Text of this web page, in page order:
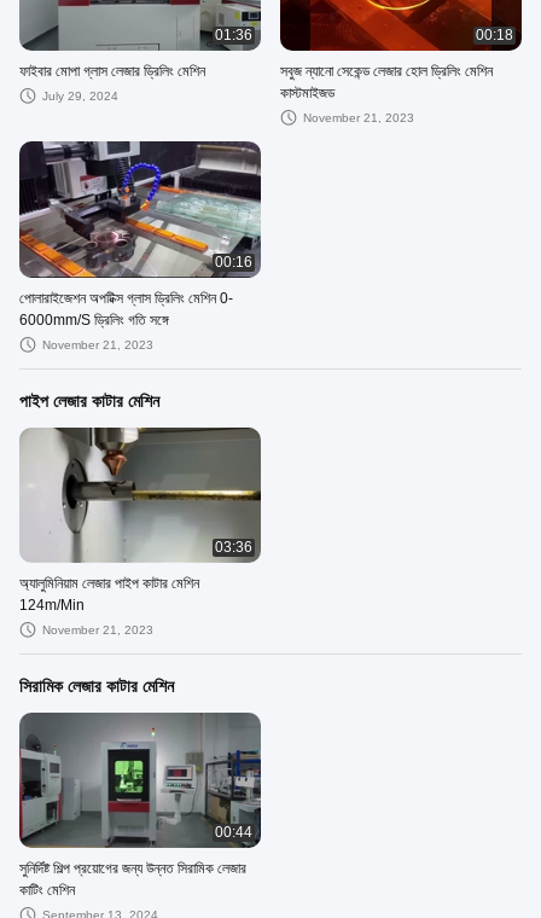
01:36
ফাইবার মোপা গ্লাস লেজার ড্রিলিং মেশিন
July 29, 2024
00:18
সবুজ ন্যানো সেকেন্ড লেজার হোল ড্রিলিং মেশিন
কাস্টমাইজড
November 21, 2023
00:16
পোলারাইজেশন অপটিক্স গ্লাস ড্রিলিং মেশিন 0-
6000mm/S ড্রিলিং গতি সঙ্গে
November 21, 2023
পাইপ লেজার কাটার মেশিন
03:36
অ্যালুমিনিয়াম লেজার পাইপ কাটার মেশিন
124m/Min
November 21, 2023
সিরামিক লেজার কাটার মেশিন
00:44
সুনির্দিষ্ট শিল্প প্রয়োগের জন্য উন্নত সিরামিক লেজার
কাটিং মেশিন
September 13, 2024